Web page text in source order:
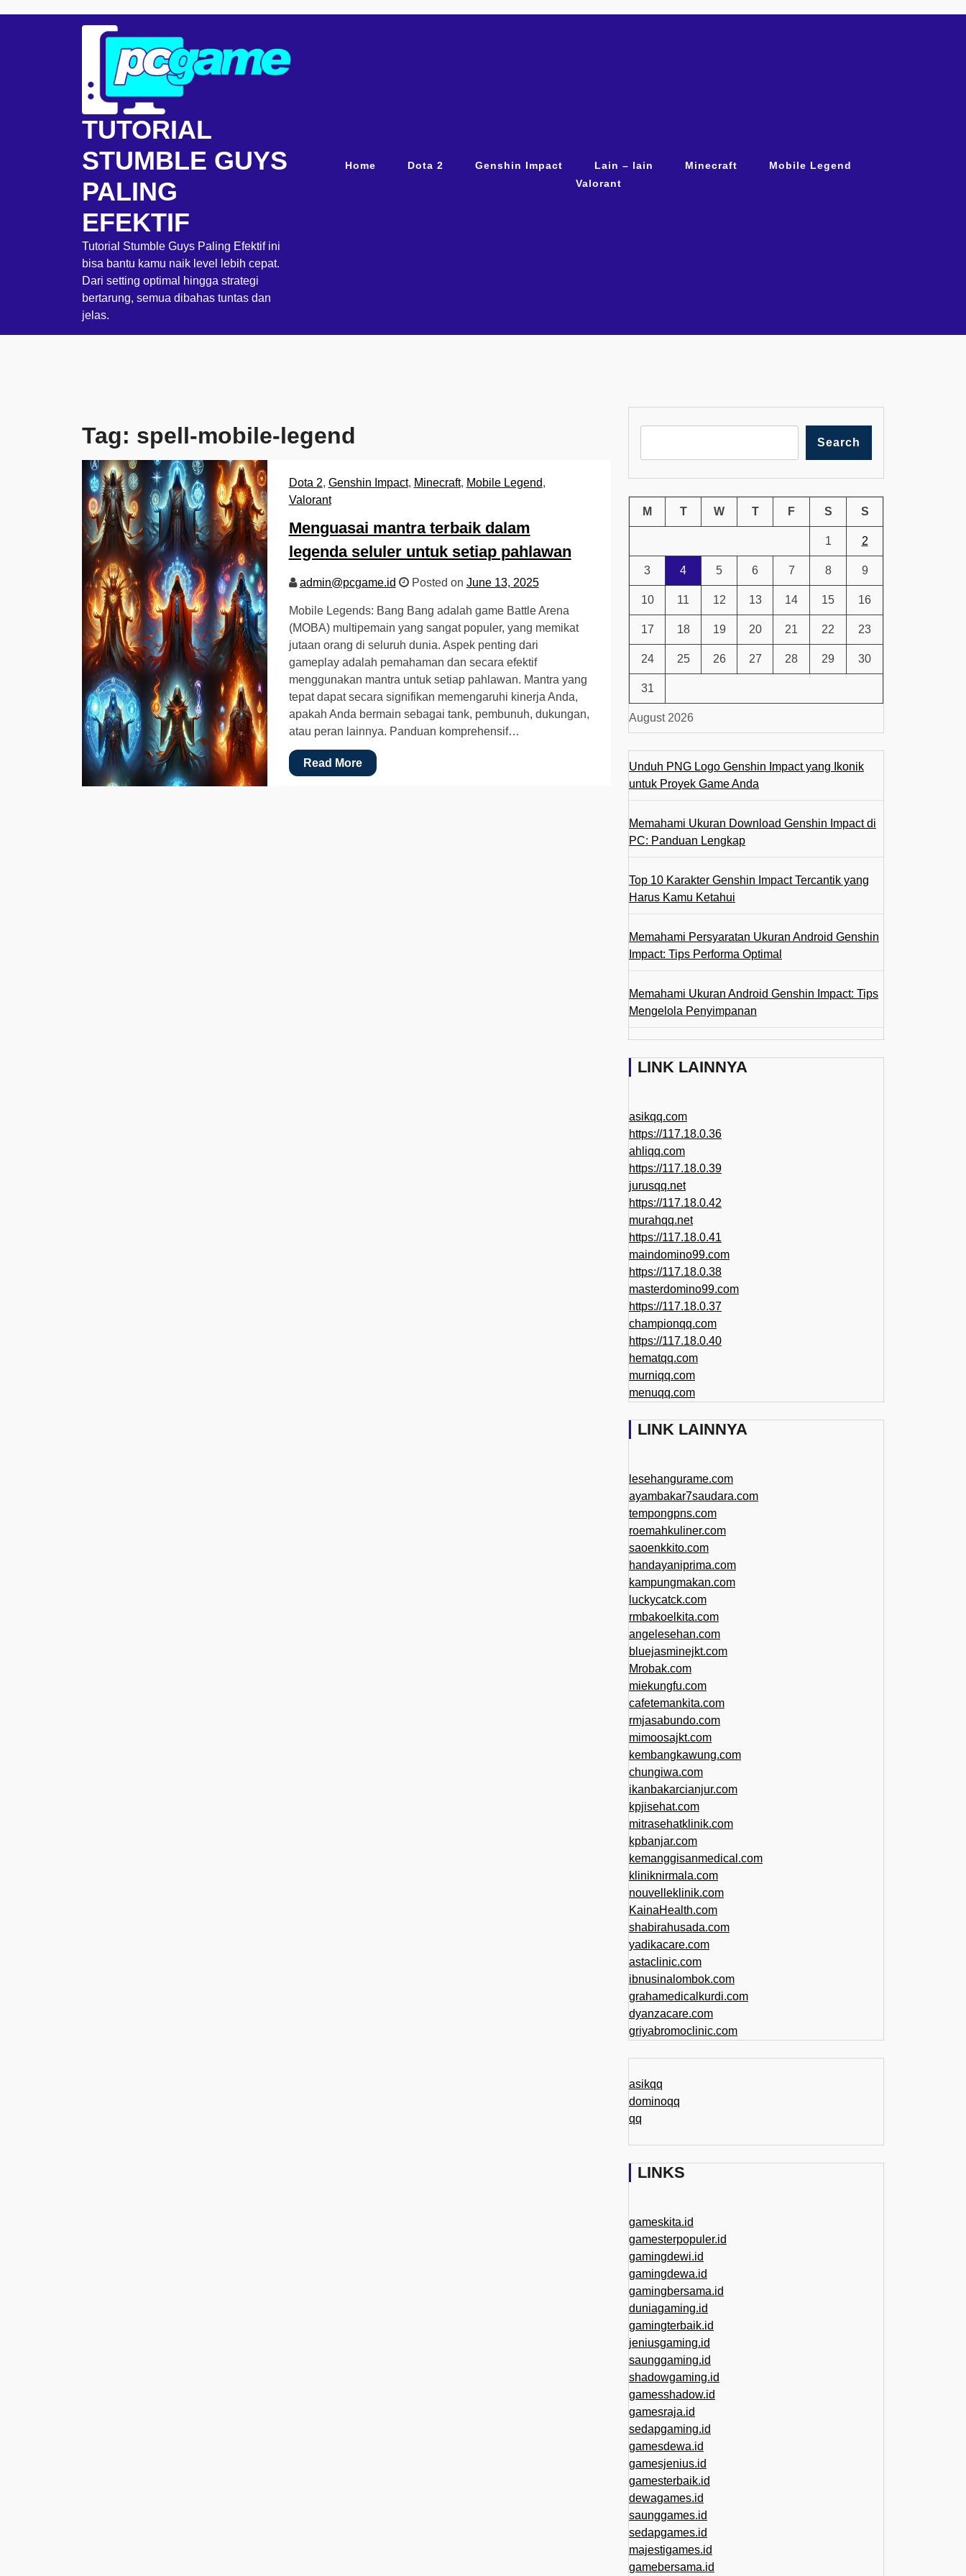
TUTORIAL
STUMBLE GUYS
PALING
EFEKTIF
Tutorial Stumble Guys Paling Efektif ini
bisa bantu kamu naik level lebih cepat.
Dari setting optimal hingga strategi
bertarung, semua dibahas tuntas dan
jelas.
Home Dota 2 Genshin Impact Lain – lain Minecraft
Mobile Legend
Valorant
Tag: spell-mobile-legend
Dota 2, Genshin Impact, Minecraft, Mobile Legend,
Valorant
Menguasai mantra terbaik dalam
legenda seluler untuk setiap pahlawan
admin@pcgame.id Posted on June 13, 2025
Mobile Legends: Bang Bang adalah game Battle Arena
(MOBA) multipemain yang sangat populer, yang memikat
jutaan orang di seluruh dunia. Aspek penting dari
gameplay adalah pemahaman dan secara efektif
menggunakan mantra untuk setiap pahlawan. Mantra yang
tepat dapat secara signifikan memengaruhi kinerja Anda,
apakah Anda bermain sebagai tank, pembunuh, dukungan,
atau peran lainnya. Panduan komprehensif…
Read More
Search
August 2026
M T W T F S S
1 2
3 4 5 6 7 8 9
10 11 12 13 14 15 16
17 18 19 20 21 22 23
24 25 26 27 28 29 30
31
Unduh PNG Logo Genshin Impact yang Ikonik
untuk Proyek Game Anda
Memahami Ukuran Download Genshin Impact di
PC: Panduan Lengkap
Top 10 Karakter Genshin Impact Tercantik yang
Harus Kamu Ketahui
Memahami Persyaratan Ukuran Android Genshin
Impact: Tips Performa Optimal
Memahami Ukuran Android Genshin Impact: Tips
Mengelola Penyimpanan
LINK LAINNYA
asikqq.com
https://117.18.0.36
ahliqq.com
https://117.18.0.39
jurusqq.net
https://117.18.0.42
murahqq.net
https://117.18.0.41
maindomino99.com
https://117.18.0.38
masterdomino99.com
https://117.18.0.37
championqq.com
https://117.18.0.40
hematqq.com
murniqq.com
menuqq.com
LINK LAINNYA
lesehangurame.com
ayambakar7saudara.com
tempongpns.com
roemahkuliner.com
saoenkkito.com
handayaniprima.com
kampungmakan.com
luckycatck.com
rmbakoelkita.com
angelesehan.com
bluejasminejkt.com
Mrobak.com
miekungfu.com
cafetemankita.com
rmjasabundo.com
mimoosajkt.com
kembangkawung.com
chungiwa.com
ikanbakarcianjur.com
kpjisehat.com
mitrasehatklinik.com
kpbanjar.com
kemanggisanmedical.com
kliniknirmala.com
nouvelleklinik.com
KainaHealth.com
shabirahusada.com
yadikacare.com
astaclinic.com
ibnusinalombok.com
grahamedicalkurdi.com
dyanzacare.com
griyabromoclinic.com
asikqq
dominoqq
qq
LINKS
gameskita.id
gamesterpopuler.id
gamingdewi.id
gamingdewa.id
gamingbersama.id
duniagaming.id
gamingterbaik.id
jeniusgaming.id
saunggaming.id
shadowgaming.id
gamesshadow.id
gamesraja.id
sedapgaming.id
gamesdewa.id
gamesjenius.id
gamesterbaik.id
dewagames.id
saunggames.id
sedapgames.id
majestigames.id
gamebersama.id